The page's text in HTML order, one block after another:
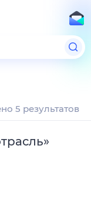
5 результатов
»